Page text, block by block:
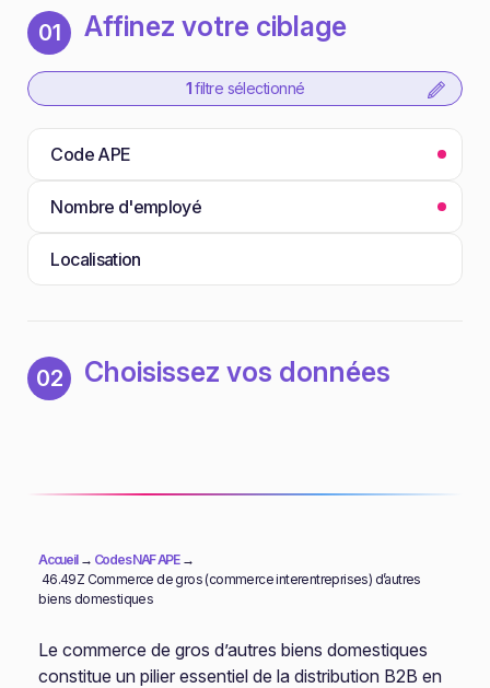
01 Affinez votre ciblage
1 filtre sélectionné
Code APE
Nombre d'employé
Localisation
02 Choisissez vos données
Accueil→ Codes NAF APE→
46.49Z Commerce de gros (commerce interentreprises) d’autres
biens domestiques
Le commerce de gros d’autres biens domestiques
constitue un pilier essentiel de la distribution B2B en